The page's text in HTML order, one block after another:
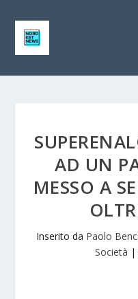
AD UN
MESSO A
Inserito da Paolo
Società |